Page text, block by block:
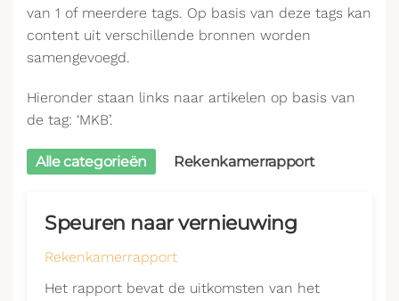
van 1 of meerdere tags. Op basis van deze tags kan
content uit verschillende bronnen worden
samengevoegd.
Hieronder staan links naar artikelen op basis van
de tag: ‘MKB’.
Alle categorieën Rekenkamerrapport
Speuren naar vernieuwing
Rekenkamerrapport
Het rapport bevat de uitkomsten van het